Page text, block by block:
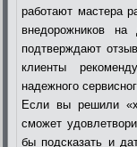
работают мастера
внедорожников
подтверждают
клиенты
надежного
Если вы решили
сможет
бы подсказать и